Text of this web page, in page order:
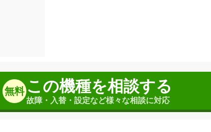
無料この機種を相談する
故障・入替・設定など様々な相談に対応